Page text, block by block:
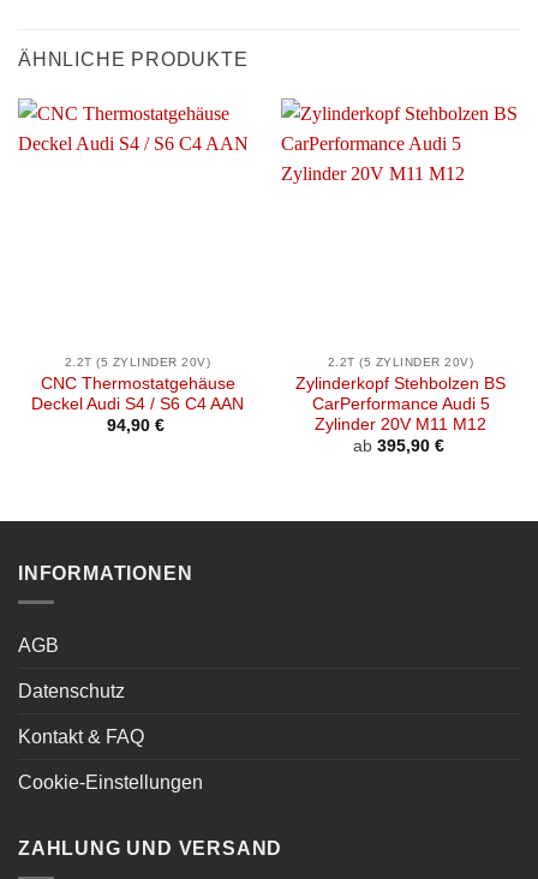
ÄHNLICHE PRODUKTE
2.2T (5 ZYLINDER 20V)
CNC Thermostatgehäuse
Deckel Audi S4 / S6 C4 AAN
94,90 €
2.2T (5 ZYLINDER 20V)
Zylinderkopf Stehbolzen BS
CarPerformance Audi 5
Zylinder 20V M11 M12
ab 395,90 €
INFORMATIONEN
AGB
Datenschutz
Kontakt & FAQ
Cookie-Einstellungen
ZAHLUNG UND VERSAND